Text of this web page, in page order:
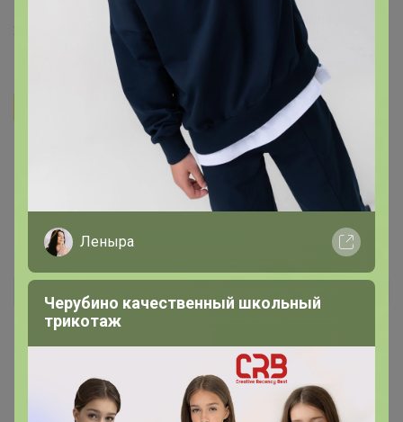
20 июля, 2024 09:48
, добрый день. Спасибо за вопрос.
упаковке 120 капсул, порции сейчас поправлю.
17 июля, 2024 11:52
Поэтесса
Не пончла, чем отличается от предыдущего.
Дозировка меньше. Количество 120 таблеток, как на
фото, или 60, как в описании?
17 июля, 2024 11:49
Леныра
Черубино качественный школьный
трикотаж